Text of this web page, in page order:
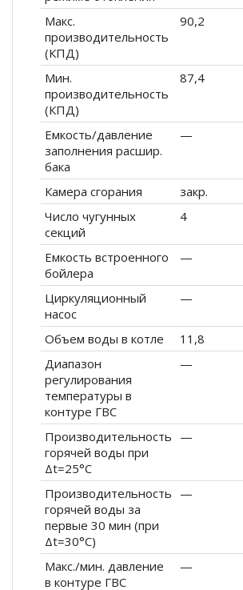
Макс.
производительность
(КПД)
90,2
Мин.
производительность
(КПД)
87,4
Емкость/давление
заполнения расшир.
бака
—
Камера сгорания закр.
Число чугунных
секций
4
Емкость встроенного
бойлера
—
Циркуляционный
насос
—
Объем воды в котле 11,8
Диапазон
регулирования
температуры в
контуре ГВС
—
Производительность
горячей воды при
Δt=25°C
—
Производительность
горячей воды за
первые 30 мин (при
Δt=30°C)
—
Макс./мин. давление
в контуре ГВС
—